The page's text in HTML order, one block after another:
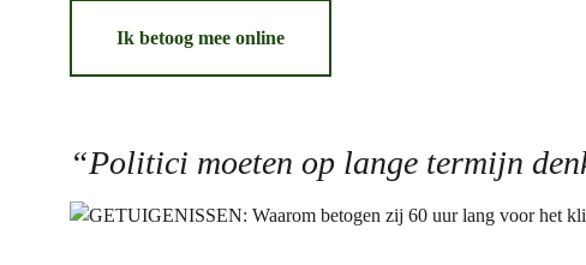
Ik betoog mee online
“Politici moeten op lange termijn